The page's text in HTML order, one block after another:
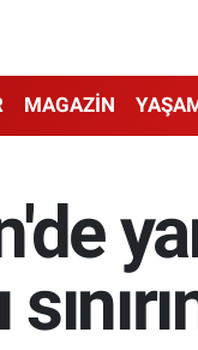
MAGAZİN